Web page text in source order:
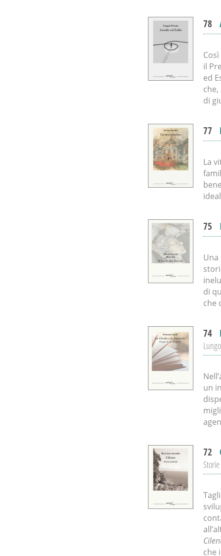
78
il
ed
di
77
La
75
di
che
74
un
72
che